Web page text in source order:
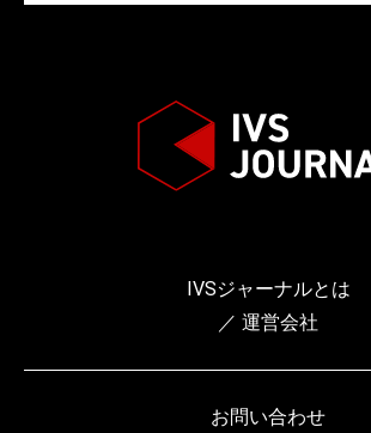
IVSジャーナルとは
／ 運営会社
お問い合わせ